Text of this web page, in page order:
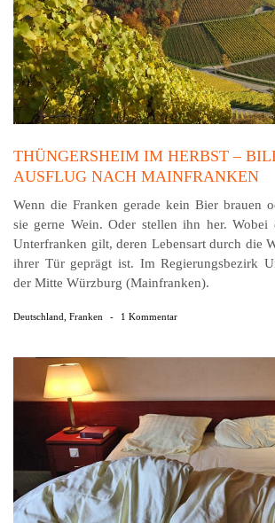
THÜNGERSHEIM IM HERBST –
AUSFLUG NACH MAINFRANKEN
Wenn die Franken gerade kein Bier brauen
sie gerne Wein. Oder stellen ihn her. Wobei
Unterfranken gilt, deren Lebensart durch die
ihrer Tür geprägt ist. Im Regierungsbezirk
der Mitte Würzburg (Mainfranken).
Deutschland Franken - 1 Kommentar